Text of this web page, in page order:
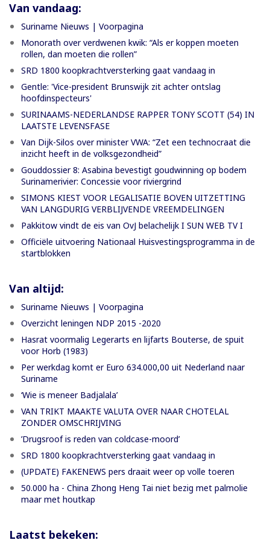
Van vandaag:
Suriname Nieuws | Voorpagina
Monorath over verdwenen kwik: “Als er koppen moeten
rollen, dan moeten die rollen”
SRD 1800 koopkrachtversterking gaat vandaag in
Gentle: 'Vice-president Brunswijk zit achter ontslag
hoofdinspecteurs'
SURINAAMS-NEDERLANDSE RAPPER TONY SCOTT (54) IN
LAATSTE LEVENSFASE
Van Dijk-Silos over minister VWA: “Zet een technocraat die
inzicht heeft in de volksgezondheid”
Gouddossier 8: Asabina bevestigt goudwinning op bodem
Surinamerivier: Concessie voor riviergrind
SIMONS KIEST VOOR LEGALISATIE BOVEN UITZETTING
VAN LANGDURIG VERBLIJVENDE VREEMDELINGEN
Pakkitow vindt de eis van OvJ belachelijk I SUN WEB TV I
Officiële uitvoering Nationaal Huisvestingsprogramma in de
startblokken
Van altijd:
Suriname Nieuws | Voorpagina
Overzicht leningen NDP 2015 -2020
Hasrat voormalig Legerarts en lijfarts Bouterse, de spuit
voor Horb (1983)
Per werkdag komt er Euro 634.000,00 uit Nederland naar
Suriname
‘Wie is meneer Badjalala’
VAN TRIKT MAAKTE VALUTA OVER NAAR CHOTELAL
ZONDER OMSCHRIJVING
’Drugsroof is reden van coldcase-moord’
SRD 1800 koopkrachtversterking gaat vandaag in
(UPDATE) FAKENEWS pers draait weer op volle toeren
50.000 ha - China Zhong Heng Tai niet bezig met palmolie
maar met houtkap
Laatst bekeken: